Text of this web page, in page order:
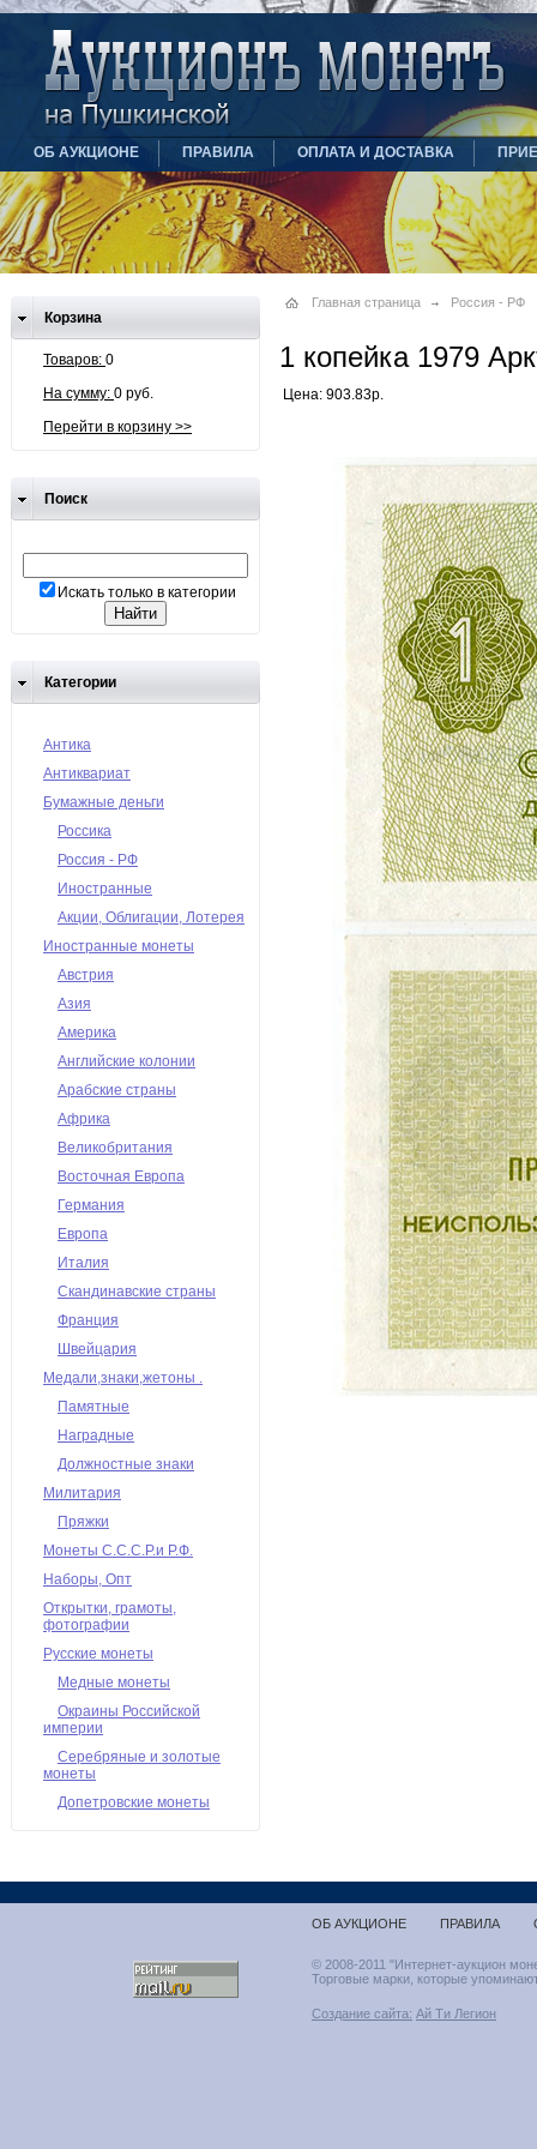
ОБ АУКЦИОНЕ ПРАВИЛА ОПЛАТА И ДОСТАВКА
Корзина
Товаров: 0
На сумму: 0 руб.
Перейти в корзину >>
Поиск
Искать только в категории
Категории
Антика
Антиквариат
Бумажные деньги
Россика
Россия - РФ
Иностранные
Акции, Облигации, Лотерея
Иностранные монеты
Австрия
Азия
Америка
Английские колонии
Арабские страны
Африка
Великобритания
Восточная Европа
Германия
Европа
Италия
Скандинавские страны
Франция
Швейцария
Медали,знаки,жетоны .
Памятные
Наградные
Должностные знаки
Милитария
Пряжки
Монеты С.С.С.Р.и Р.Ф.
Наборы, Опт
Открытки, грамоты,
фотографии
Русские монеты
Медные монеты
Окраины Российской
империи
Серебряные и золотые
монеты
Допетровские монеты
Главная страница Россия - РФ
1 копейка 1979
Цена: 903.83р.
ОБ АУКЦИОНЕ ПРАВИЛА
© 2008-2011 "Интернет-аукцион
Торговые марки, которые
Создание сайта: Ай Ти Легион